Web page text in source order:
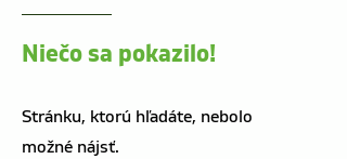
Niečo sa pokazilo!
Stránku, ktorú hľadáte, nebolo
možné nájsť.